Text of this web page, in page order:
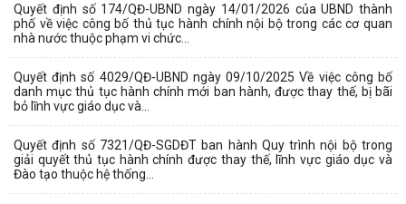
Quyết định số 174/QĐ-UBND ngày 14/01/2026 của UBND thành
phố về việc công bố thủ tục hành chính nội bộ trong các cơ quan
nhà nước thuộc phạm vi chức...
Quyết định số 4029/QĐ-UBND ngày 09/10/2025 Về việc công bố
danh mục thủ tục hành chính mới ban hành, được thay thế, bị bãi
bỏ lĩnh vực giáo dục và...
Quyết định số 7321/QĐ-SGDĐT ban hành Quy trình nội bộ trong
giải quyết thủ tục hành chính được thay thế, lĩnh vực giáo dục và
Đào tạo thuộc hệ thống...